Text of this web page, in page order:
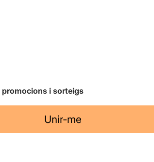
promocions i sorteigs
Unir-me